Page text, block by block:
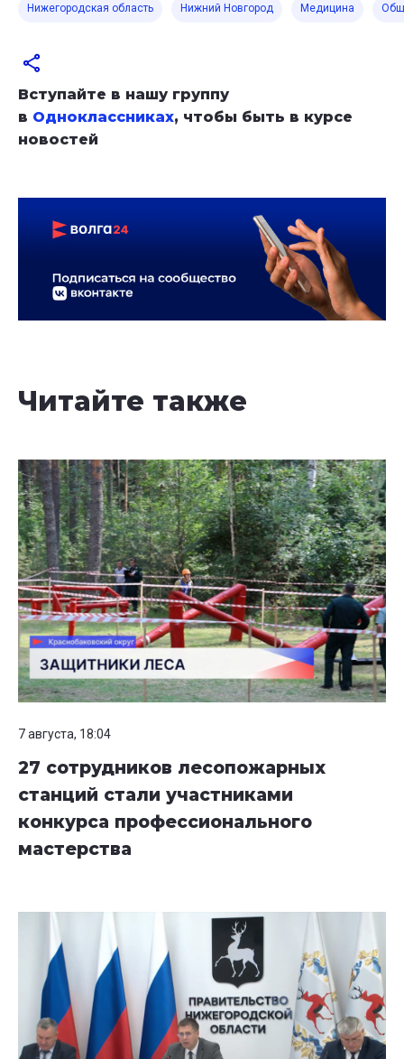
Нижегородская область Нижний Новгород Медицина
Вступайте в нашу группу
в Одноклассниках, чтобы быть в курсе
новостей
Читайте также
7 августа, 18:04
27 сотрудников лесопожарных
станций стали участниками
конкурса профессионального
мастерства